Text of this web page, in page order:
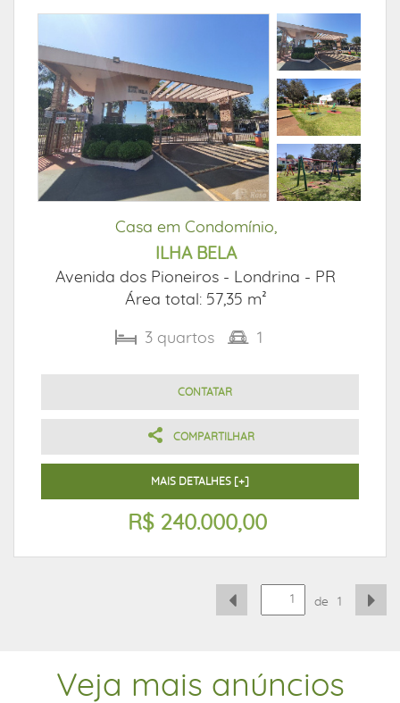
Casa em Condomínio,
ILHA BELA
Avenida dos Pioneiros - Londrina - PR
Área total: 57,35 m²
3 quartos 1
CONTATAR
COMPARTILHAR
MAIS DETALHES [+]
R$ 240.000,00
de 1
Veja mais anúncios